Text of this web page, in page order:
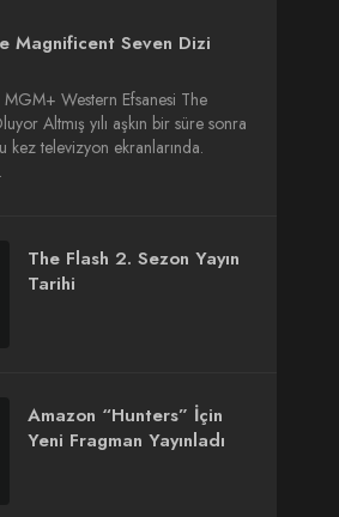
Magnificent Seven Dizi
Western Efsanesi The
Altmış yılı aşkın bir süre sonra
televizyon ekranlarında.
The Flash 2. Sezon Yayın
Tarihi
Amazon “Hunters” İçin
Yeni Fragman Yayınladı